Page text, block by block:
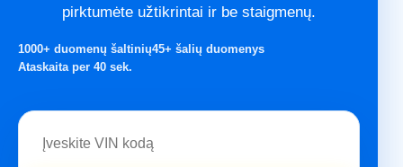
pirktumėte užtikrintai ir be staigmenų.
1000+ duomenų šaltinių45+ šalių duomenys
Ataskaita per 40 sek.